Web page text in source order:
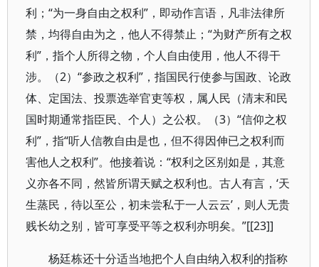
利；“为一身自由之权利”，即动作言语，凡非法律所
禁，均得自由为之，他人不得禁止；“为财产所有之权
利”，指个人所得之物，个人自由使用，他人不得干
涉。（2）“参政之权利”，指国民行使参与国政、论政
体、定国法、投票选举官吏等权，属人民（清末和民
国时期通常指臣民、个人）之公权。（3）“信仰之权
利”，指“听人信教自由是也，但不得因伸已之权利而
害他人之权利”。他接着说：“权利之区别如是，其意
义亦各不同，然皆所谓天赋之权利也。古人有言，‘天
生蒸民，待以至公，初未尝私于一人云云’，则人无贵
贱长幼之别，皆可享受平等之权利亦明矣。”[[23]]
杨廷栋还十分适当地把个人自由纳入权利的指称